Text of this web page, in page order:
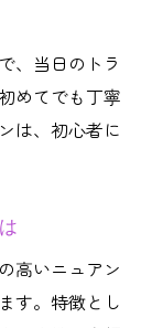
、当日のトラ
めてでも丁寧
は、初心者に
高いニュアン
す。特徴とし